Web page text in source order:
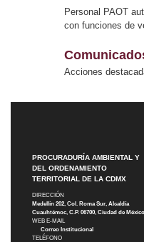
Personal PAOT
con funciones de
Acciones
PROCURADURÍA AMBIENTAL Y
DEL ORDENAMIENTO
TERRITORIAL DE LA CDMX
DIRECCIÓN
Medellín 202, Col. Roma Sur, Alcaldía
Cuauhtémoc, C.P. 06700, Ciudad de México
WEB E-MAIL
Correo Institucional
TELÉFONO